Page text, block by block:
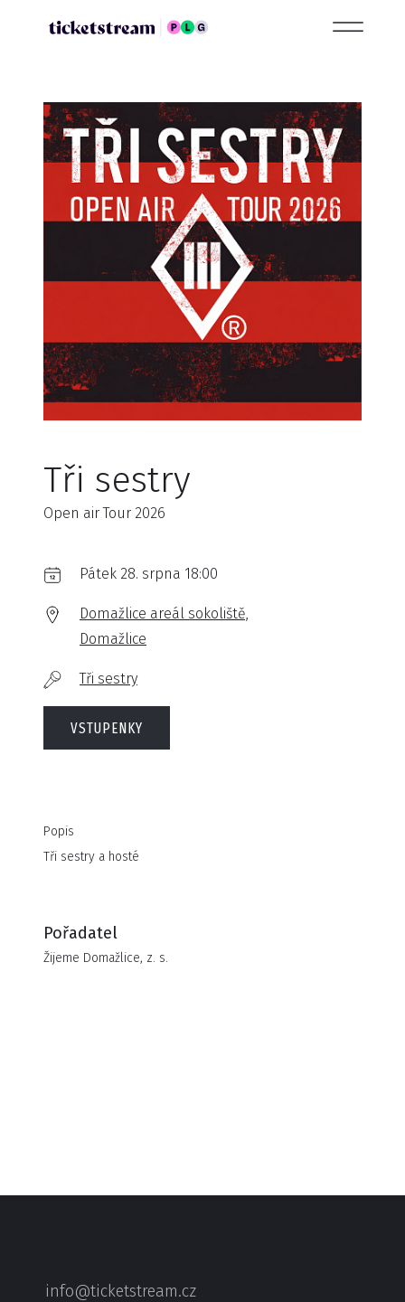
Tři sestry
Open air Tour 2026
Pátek 28. srpna 18:00
Domažlice areál sokoliště,
Domažlice
Tři sestry
VSTUPENKY
Popis
Tři sestry a hosté
Pořadatel
Žijeme Domažlice, z. s.
info@ticketstream.cz